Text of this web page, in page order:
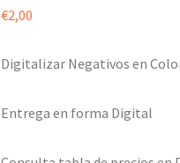
€2,00
Digitalizar Negativos en
Entrega en forma Digital